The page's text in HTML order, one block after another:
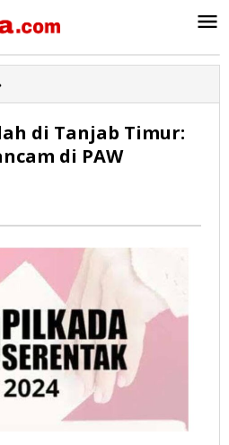
PAN
Kalah
di
Tanjab
di
PAW
di Tanjab Timur:
di PAW